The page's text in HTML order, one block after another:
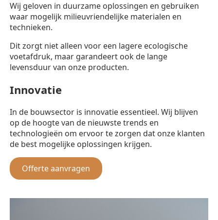
Wij geloven in duurzame oplossingen en gebruiken
waar mogelijk milieuvriendelijke materialen en
technieken.
Dit zorgt niet alleen voor een lagere ecologische
voetafdruk, maar garandeert ook de lange
levensduur van onze producten.
Innovatie
In de bouwsector is innovatie essentieel. Wij blijven
op de hoogte van de nieuwste trends en
technologieën om ervoor te zorgen dat onze klanten
de best mogelijke oplossingen krijgen.
Offerte aanvragen